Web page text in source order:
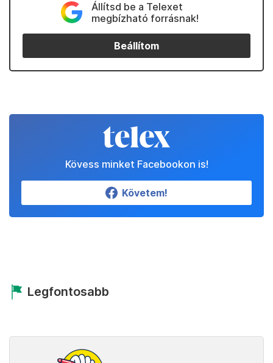
Állítsd be a Telexet
megbízható forrásnak!
Beállítom
Kövess minket Facebookon is!
Követem!
Legfontosabb